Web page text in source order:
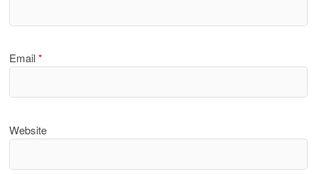
Email*
Website